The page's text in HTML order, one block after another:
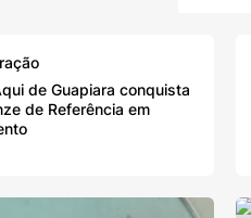
de Guapiara conquista
de Referência em